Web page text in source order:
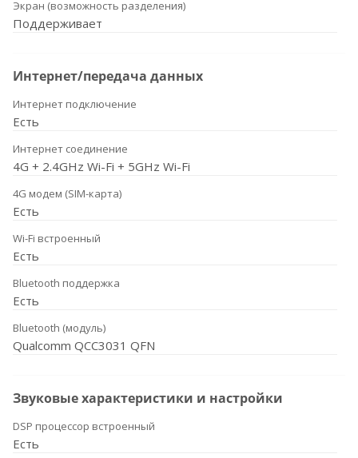
Экран (возможность разделения)
Поддерживает
Интернет/передача данных
Интернет подключение
Есть
Интернет соединение
4G + 2.4GHz Wi-Fi + 5GHz Wi-Fi
4G модем (SIM-карта)
Есть
Wi-Fi встроенный
Есть
Bluetooth поддержка
Есть
Bluetooth (модуль)
Qualcomm QCC3031 QFN
Звуковые характеристики и настройки
DSP процессор встроенный
Есть